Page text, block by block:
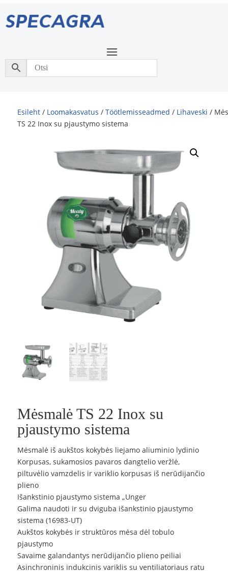
Esileht / Loomakasvatus /Töötlemisseadmed / Lihaveski /
TS 22 Inox su pjaustymo sistema
Mėsmalė TS 22 Inox su
pjaustymo sistema
Mėsmalė iš aukštos kokybės liejamo aliuminio lydinio
Korpusas, sukamosios pavaros dangtelio veržlė,
piltuvėlio vamzdelis ir variklio korpusas iš nerūdijančio
plieno
Išankstinio pjaustymo sistema „Unger
Galima naudoti ir su dviguba išankstinio pjaustymo
sistema (16983-UT)
Aukštos kokybės ir struktūros mėsa dėl tobulo
pjaustymo
Savaime galandantys nerūdijančio plieno peiliai
Asinchroninis indukcinis variklis su ventiliatoriaus ratu